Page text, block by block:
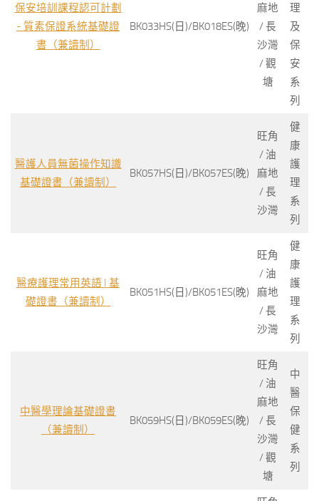
保安培訓課程認可計劃
- 質素保證系統基礎證
書（兼讀制）
BK033HS(日)/BK018ES(晚)
麻地
/ 長
沙灣
/ 觀
塘
理
及
保
安
系
列
醫護人員無菌操作知識
基礎證書（兼讀制）
BK057HS(日)/BK057ES(晚)
旺角
/ 油
麻地
/ 長
沙灣
健
康
護
理
系
列
醫療護理常用英語 I 基
礎證書（兼讀制）
BK051HS(日)/BK051ES(晚)
旺角
/ 油
麻地
/ 長
沙灣
健
康
護
理
系
列
中醫學理論基礎證書
（兼讀制）
BK059HS(日)/BK059ES(晚)
旺角
/ 油
麻地
/ 長
沙灣
/ 觀
塘
中
醫
保
健
系
列